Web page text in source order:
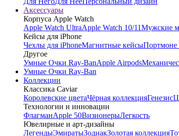
Аксессуары
Корпуса Apple Watch
Apple Watch UltraApple Watch 10/11Мужские
Кейсы для iPhone
Чехлы для iPhoneМагнитные кейсыПортмоне
Другое
Умные Очки Ray-BanApple Airpods
Умные Очки Ray-Ban
Коллекции
Классика Caviar
Королевские цветаЧёрная коллекцияГенезис
Технологии и инновации
ФлагманApple 50ВизионерыЛегкость
Ювелирные и арт-дизайны
ЛегендыЭмиратыЗодиакЗолотая коллекция